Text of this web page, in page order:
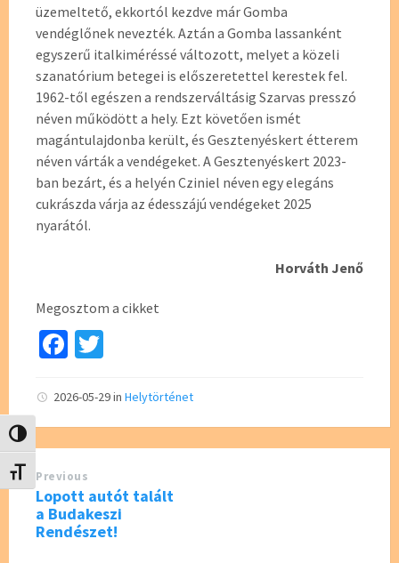
Nagy kontraszt váltása
Betűméret váltása
üzemeltető, ekkortól kezdve már Gomba
vendéglőnek nevezték. Aztán a Gomba lassanként
egyszerű italkiméréssé változott, melyet a közeli
szanatórium betegei is előszeretettel kerestek fel.
1962-től egészen a rendszerváltásig Szarvas presszó
néven működött a hely. Ezt követően ismét
magántulajdonba került, és Gesztenyéskert étterem
néven várták a vendégeket. A Gesztenyéskert 2023-
ban bezárt, és a helyén Cziniel néven egy elegáns
cukrászda várja az édesszájú vendégeket 2025
nyarától.
Horváth Jenő
Megosztom a cikket
Fa
b
o
o
k
tt
er
2026-05-29in Helytörténet
Previous
Lopott autót talált
a Budakeszi
Rendészet!